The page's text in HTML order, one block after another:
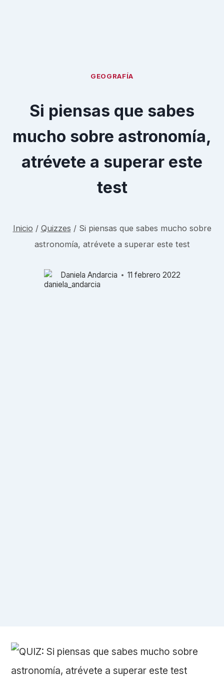
GEOGRAFÍA
Si piensas que sabes
mucho sobre astronomía,
atrévete a superar este
test
Inicio / Quizzes / Si piensas que sabes mucho sobre
astronomía, atrévete a superar este test
Daniela Andarcia 11 febrero 2022